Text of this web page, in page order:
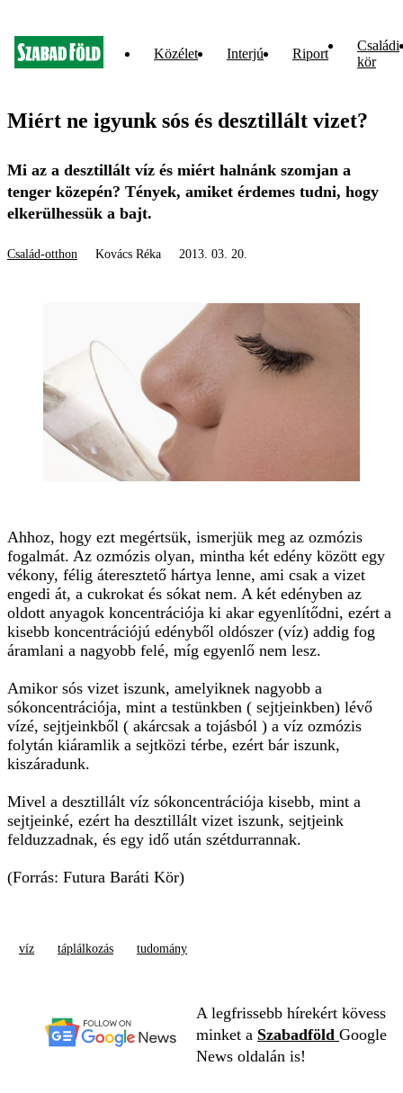
Közélet Interjú Riport
Családi
kör
Miért ne igyunk sós és desztillált vizet?
Mi az a desztillált víz és miért halnánk szomjan a
tenger közepén? Tények, amiket érdemes tudni, hogy
elkerülhessük a bajt.
Család-otthon Kovács Réka 2013. 03. 20.
Ahhoz, hogy ezt megértsük, ismerjük meg az ozmózis
fogalmát. Az ozmózis olyan, mintha két edény között egy
vékony, félig áteresztető hártya lenne, ami csak a vizet
engedi át, a cukrokat és sókat nem. A két edényben az
oldott anyagok koncentrációja ki akar egyenlítődni, ezért a
kisebb koncentrációjú edényből oldószer (víz) addig fog
áramlani a nagyobb felé, míg egyenlő nem lesz.
Amikor sós vizet iszunk, amelyiknek nagyobb a
sókoncentrációja, mint a testünkben ( sejtjeinkben) lévő
vízé, sejtjeinkből ( akárcsak a tojásból ) a víz ozmózis
folytán kiáramlik a sejtközi térbe, ezért bár iszunk,
kiszáradunk.
Mivel a desztillált víz sókoncentrációja kisebb, mint a
sejtjeinké, ezért ha desztillált vizet iszunk, sejtjeink
felduzzadnak, és egy idő után szétdurrannak.
(Forrás: Futura Baráti Kör)
víz táplálkozás tudomány
A legfrissebb hírekért kövess
minket a Szabadföld Google
News oldalán is!